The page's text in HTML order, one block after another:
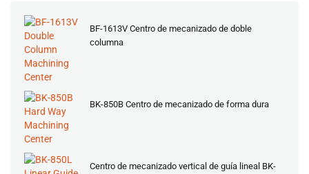
BF-1613V Centro de mecanizado de doble
columna
BK-850B Centro de mecanizado de forma dura
Centro de mecanizado vertical de guía lineal BK-